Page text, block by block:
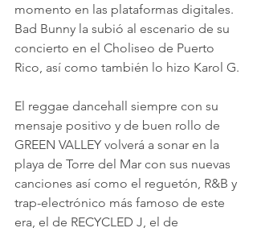
momento en las plataformas digitales.
Bad Bunny la subió al escenario de su
concierto en el Choliseo de Puerto
Rico, así como también lo hizo Karol G.
El reggae dancehall siempre con su
mensaje positivo y de buen rollo de
GREEN VALLEY volverá a sonar en la
playa de Torre del Mar con sus nuevas
canciones así como el reguetón, R&B y
trap-electrónico más famoso de este
era, el de RECYCLED J, el de